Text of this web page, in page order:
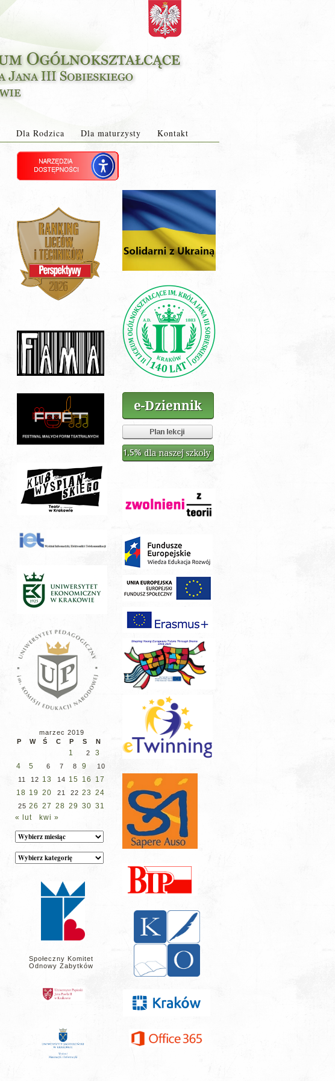
Dla Rodzica Dla maturzysty Kontakt
marzec 2019
P
W Ś C P S N
1 2
3
4
5 6 7 8 9
10
11
12 13 14 15 16
17
18 19 20 21 22 23 24
25 26 27 28 29 30 31
« lut
kwi »
Archiwum
Kategorie
wpisów
Społeczny Komitet
Odnowy Zabytków